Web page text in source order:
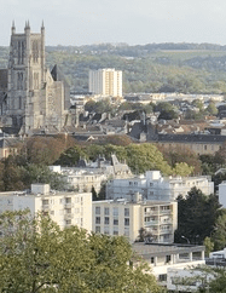
Exporter les lignes
Exporter toutes les
Exporter
Menu
Ajoutez un logo, un
Cliquez pour éditer